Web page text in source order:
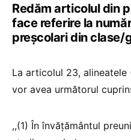
Redăm articolul din
face referire la
preșcolari din clase/
La articolul 23, alineatele
vor avea următorul
,,(1) În învăţământul